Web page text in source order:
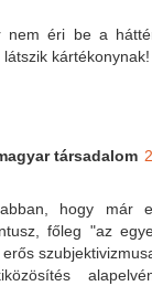
nem éri be a
kártékonynak!
társadalom
hogy már
főleg "az